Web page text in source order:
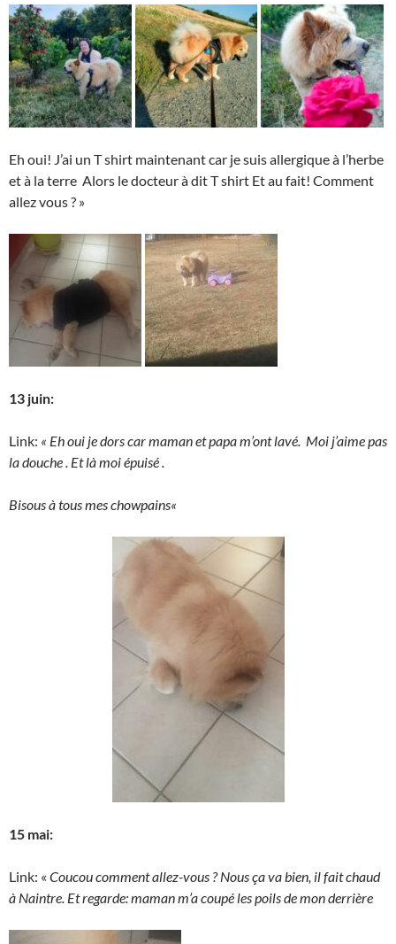
Eh oui! J’ai un T shirt maintenant car je suis allergique à l’herbe
et à la terre Alors le docteur à dit T shirt Et au fait! Comment
allez vous ? »
13 juin:
Link: « Eh oui je dors car maman et papa m’ont lavé. Moi j’aime pas
la douche . Et là moi épuisé
Bisous à tous mes chowpains«
15 mai:
Link: « Coucou comment allez-vous ? Nous ça va bien, il fait chaud
à Naintre. Et regarde: maman m’a coupé les poils de mon derrière